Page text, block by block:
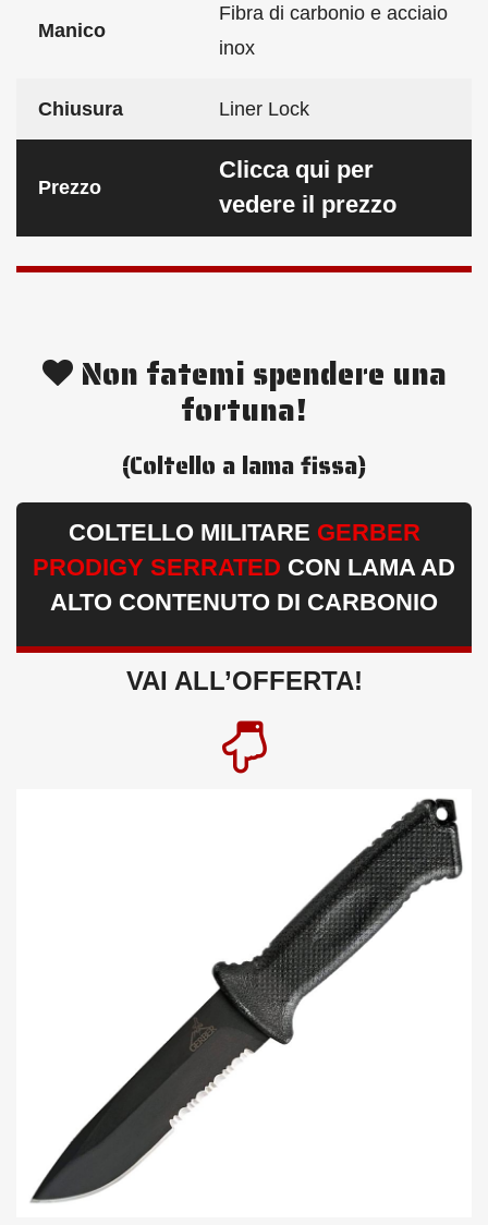
Manico
Fibra di carbonio e acciaio
inox
Chiusura Liner Lock
Prezzo
Clicca qui per
vedere il prezzo
Non fatemi spendere una
fortuna!
(Coltello a lama fissa)
COLTELLO MILITARE GERBER
PRODIGY SERRATED CON LAMA AD
ALTO CONTENUTO DI CARBONIO
VAI ALL’OFFERTA!